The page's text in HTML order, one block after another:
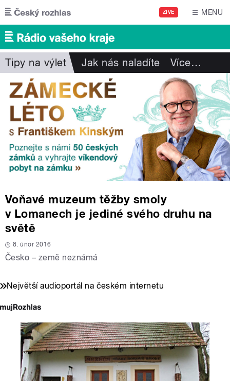
Přejít k hlavnímu obsahu
ŽIVĚ MENU
Tipy na výlet Jak nás naladíte Více…
Voňavé muzeum těžby smoly
v Lomanech je jediné svého druhu na
světě
8. únor 2016
Česko – země neznámá
Největší audioportál na českém internetu